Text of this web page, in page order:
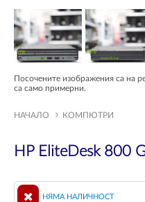
Посочените изображения са на
са само примерни.
НАЧАЛО КОМПЮТРИ
HP EliteDesk 800
НЯМА НАЛИЧНОСТ